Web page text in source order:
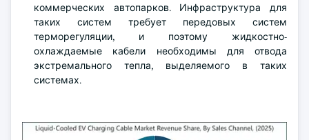
коммерческих автопарков. Инфраструктура для
таких систем требует передовых систем
терморегуляции, и поэтому жидкостно-
охлаждаемые кабели необходимы для отвода
экстремального тепла, выделяемого в таких
системах.